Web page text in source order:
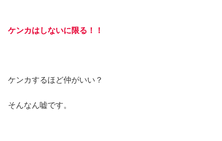
ケンカはしないに限る！！
ケンカするほど仲がいい？
そんなん嘘です。